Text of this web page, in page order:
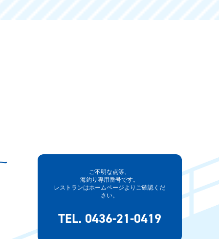
ご不明な点等、
海釣り専用番号です。
レストランはホームページよりご確認くだ
さい。
TEL. 0436-21-0419